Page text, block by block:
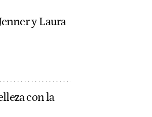
y Laura
con la